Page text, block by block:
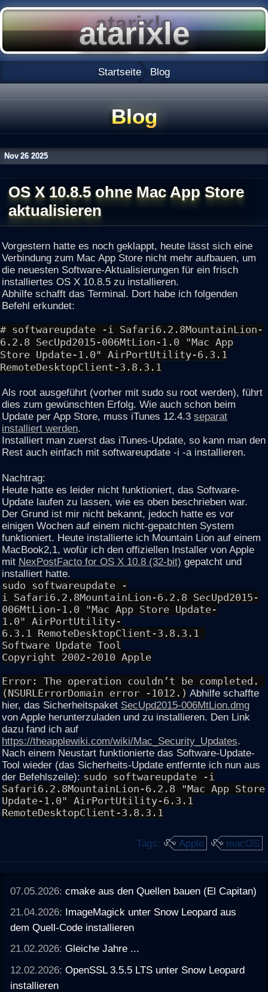
Startseite Blog
Blog
Nov 26 2025
OS X 10.8.5 ohne Mac App Store
aktualisieren
Vorgestern hatte es noch geklappt, heute lässt sich eine
Verbindung zum Mac App Store nicht mehr aufbauen, um
die neuesten Software-Aktualisierungen für ein frisch
installiertes OS X 10.8.5 zu installieren.
Abhilfe schafft das Terminal. Dort habe ich folgenden
Befehl erkundet:
# softwareupdate -i Safari6.2.8MountainLion-
6.2.8 SecUpd2015-006MtLion-1.0 "Mac App
Store Update-1.0" AirPortUtility-6.3.1
RemoteDesktopClient-3.8.3.1
Als root ausgeführt (vorher mit sudo su root werden), führt
dies zum gewünschten Erfolg. Wie auch schon beim
Update per App Store, muss iTunes 12.4.3 separat
installiert werden.
Installiert man zuerst das iTunes-Update, so kann man den
Rest auch einfach mit softwareupdate -i -a installieren.
Nachtrag:
Heute hatte es leider nicht funktioniert, das Software-
Update laufen zu lassen, wie es oben beschrieben war.
Der Grund ist mir nicht bekannt, jedoch hatte es vor
einigen Wochen auf einem nicht-gepatchten System
funktioniert. Heute installierte ich Mountain Lion auf einem
MacBook2,1, wofür ich den offiziellen Installer von Apple
mit NexPostFacto for OS X 10.8 (32-bit) gepatcht und
installiert hatte.
sudo softwareupdate -
i Safari6.2.8MountainLion-6.2.8 SecUpd2015-
006MtLion-1.0 "Mac App Store Update-
1.0" AirPortUtility-
6.3.1 RemoteDesktopClient-3.8.3.1
Software Update Tool
Copyright 2002-2010 Apple
Error: The operation couldn’t be completed.
(NSURLErrorDomain error -1012.) Abhilfe schaffte
hier, das Sicherheitspaket SecUpd2015-006MtLion.dmg
von Apple herunterzuladen und zu installieren. Den Link
dazu fand ich auf
https://theapplewiki.com/wiki/Mac_Security_Updates.
Nach einem Neustart funktionierte das Software-Update-
Tool wieder (das Sicherheits-Update entfernte ich nun aus
der Befehlszeile): sudo softwareupdate -i
Safari6.2.8MountainLion-6.2.8 "Mac App Store
Update-1.0" AirPortUtility-6.3.1
RemoteDesktopClient-3.8.3.1
Tags: Apple macOS
07.05.2026:cmake aus den Quellen bauen (El Capitan)
21.04.2026: ImageMagick unter Snow Leopard aus
dem Quell-Code installieren
21.02.2026:Gleiche Jahre ...
12.02.2026:OpenSSL 3.5.5 LTS unter Snow Leopard
installieren